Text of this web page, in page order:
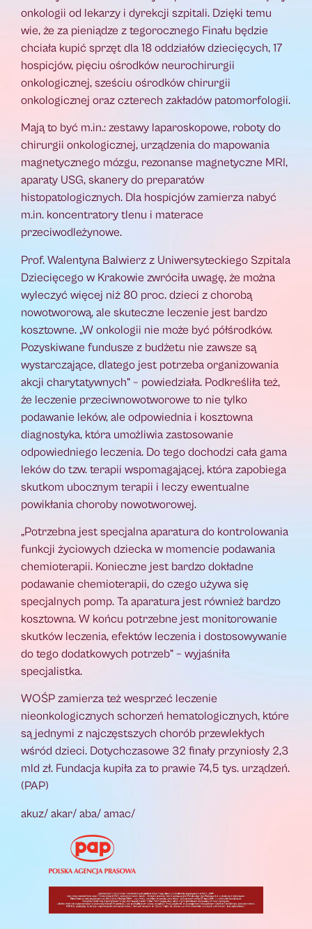
onkologii od lekarzy i dyrekcji szpitali. Dzięki temu
wie, że za pieniądze z tegorocznego Finału będzie
chciała kupić sprzęt dla 18 oddziałów dziecięcych, 17
hospicjów, pięciu ośrodków neurochirurgii
onkologicznej, sześciu ośrodków chirurgii
onkologicznej oraz czterech zakładów patomorfologii.
Mają to być m.in.: zestawy laparoskopowe, roboty do
chirurgii onkologicznej, urządzenia do mapowania
magnetycznego mózgu, rezonanse magnetyczne MRI,
aparaty USG, skanery do preparatów
histopatologicznych. Dla hospicjów zamierza nabyć
m.in. koncentratory tlenu i materace
przeciwodleżynowe.
Prof. Walentyna Balwierz z Uniwersyteckiego Szpitala
Dziecięcego w Krakowie zwróciła uwagę, że można
wyleczyć więcej niż 80 proc. dzieci z chorobą
nowotworową, ale skuteczne leczenie jest bardzo
kosztowne. „W onkologii nie może być półśrodków.
Pozyskiwane fundusze z budżetu nie zawsze są
wystarczające, dlatego jest potrzeba organizowania
akcji charytatywnych” – powiedziała. Podkreśliła też,
że leczenie przeciwnowotworowe to nie tylko
podawanie leków, ale odpowiednia i kosztowna
diagnostyka, która umożliwia zastosowanie
odpowiedniego leczenia. Do tego dochodzi cała gama
leków do tzw. terapii wspomagającej, która zapobiega
skutkom ubocznym terapii i leczy ewentualne
powikłania choroby nowotworowej.
„Potrzebna jest specjalna aparatura do kontrolowania
funkcji życiowych dziecka w momencie podawania
chemioterapii. Konieczne jest bardzo dokładne
podawanie chemioterapii, do czego używa się
specjalnych pomp. Ta aparatura jest również bardzo
kosztowna. W końcu potrzebne jest monitorowanie
skutków leczenia, efektów leczenia i dostosowywanie
do tego dodatkowych potrzeb” – wyjaśniła
specjalistka.
WOŚP zamierza też wesprzeć leczenie
nieonkologicznych schorzeń hematologicznych, które
są jednymi z najczęstszych chorób przewlekłych
wśród dzieci. Dotychczasowe 32 finały przyniosły 2,3
mld zł. Fundacja kupiła za to prawie 74,5 tys. urządzeń.
(PAP)
akuz/ akar/ aba/ amac/